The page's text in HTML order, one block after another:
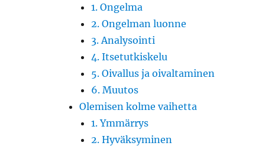
1. Ongelma
2. Ongelman luonne
3. Analysointi
4. Itsetutkiskelu
5. Oivallus ja oivaltaminen
6. Muutos
Olemisen kolme vaihetta
1. Ymmärrys
2. Hyväksyminen